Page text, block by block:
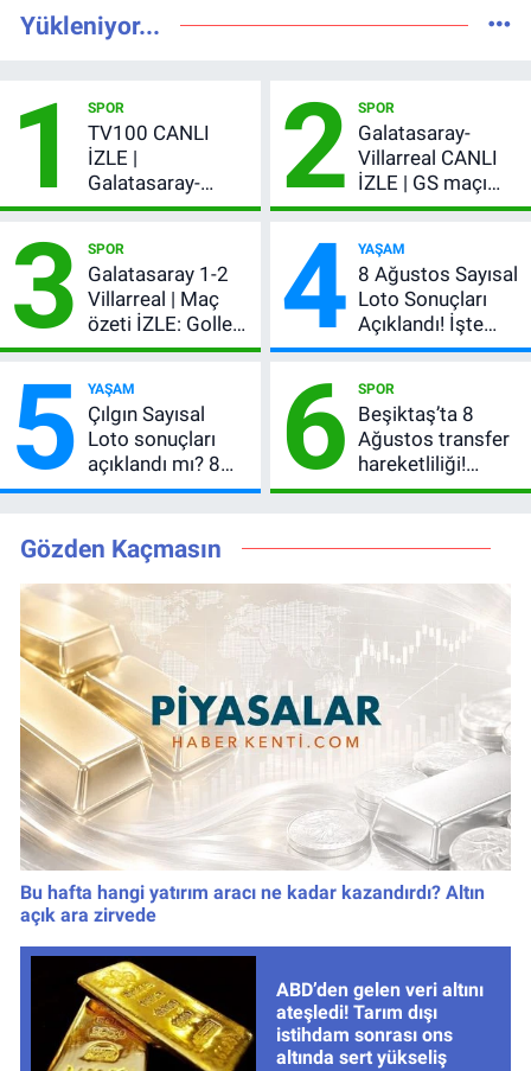
Yükleniyor...
1 SPOR
TV100 CANLI
İZLE |
Galatasaray-
Villarreal maçı
şifresiz canlı yayın
2 SPOR
Galatasaray-
Villarreal CANLI
İZLE | GS maçı
hangi kanalda,
3 SPOR
Galatasaray 1-2
Villarreal | Maç
özeti İZLE: Goller
peş peşe geldi,
kırmızı kart gördü!
4 YAŞAM
8 Ağustos Sayısal
Loto Sonuçları
Açıklandı! İşte
Kazandıran 6
5 YAŞAM
Çılgın Sayısal
Loto sonuçları
açıklandı mı? 8
Ağustos 2026
numaralar
6 SPOR
Beşiktaş’ta 8
Ağustos transfer
hareketliliği!
Yönetim 5 bölge
Gözden Kaçmasın
Bu hafta hangi yatırım aracı ne kadar kazandırdı? Altın
açık ara zirvede
ABD’den gelen veri altını
ateşledi! Tarım dışı
istihdam sonrası ons
altında sert yükseliş